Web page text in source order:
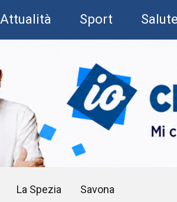
Attualità Sport Salute
La Spezia Savona